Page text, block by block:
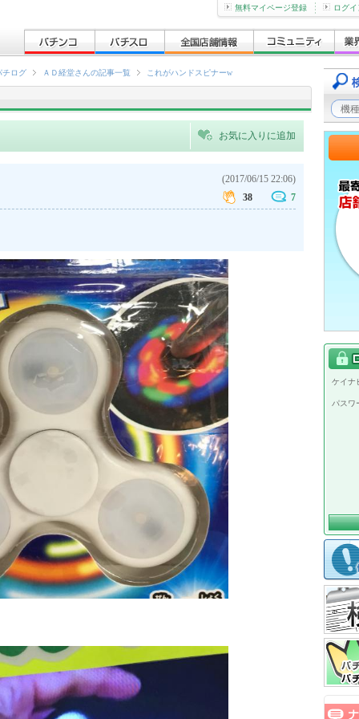
無料マイページ登録 ログイ
チログ ＡＤ経堂さんの記事一覧 これがハンドスピナーw
お気に入りに追加
(2017/06/15 22:06)
38
7
ケイナ
パスワ